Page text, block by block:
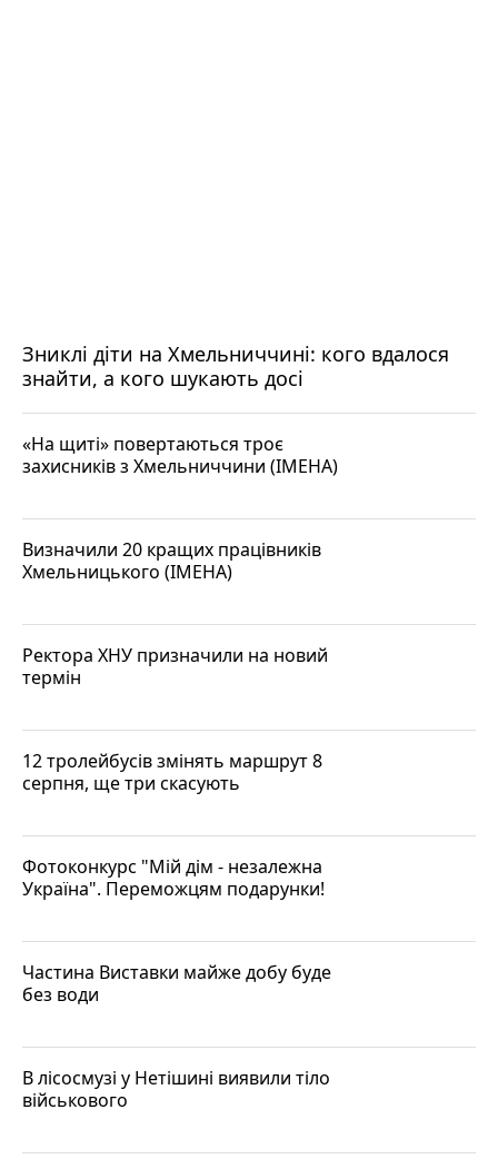
Зниклі діти на Хмельниччині: кого вдалося
знайти, а кого шукають досі
«На щиті» повертаються троє
захисників з Хмельниччини (ІМЕНА)
Визначили 20 кращих працівників
Хмельницького (ІМЕНА)
Ректора ХНУ призначили на новий
термін
12 тролейбусів змінять маршрут 8
серпня, ще три скасують
Фотоконкурс "Мій дім - незалежна
Україна". Переможцям подарунки!
Частина Виставки майже добу буде
без води
В лісосмузі у Нетішині виявили тіло
військового